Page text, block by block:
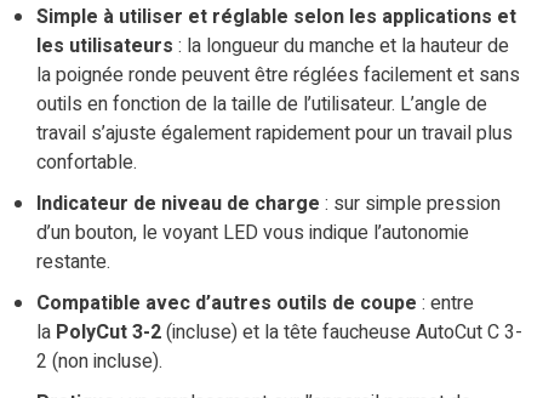
Simple à utiliser et réglable selon les applications et
les utilisateurs : la longueur du manche et la hauteur de
la poignée ronde peuvent être réglées facilement et sans
outils en fonction de la taille de l’utilisateur. L’angle de
travail s’ajuste également rapidement pour un travail plus
confortable.
Indicateur de niveau de charge : sur simple pression
d’un bouton, le voyant LED vous indique l’autonomie
restante.
Compatible avec d’autres outils de coupe : entre
la PolyCut 3-2(incluse) et la tête faucheuse AutoCut C 3-
2 (non incluse).